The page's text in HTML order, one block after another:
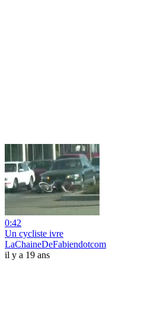
0:42
Un cycliste ivre
LaChaineDeFabiendotcom
il y a 19 ans